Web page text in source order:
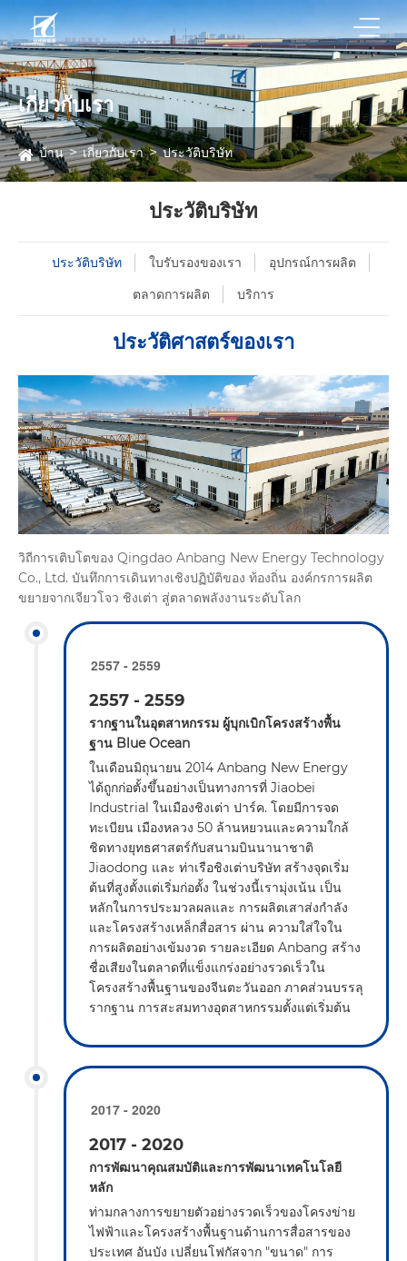
เกี่ยวกับเรา
บ้าน เกี่ยวกับเรา ประวัติบริษัท
ประวัติบริษัท
ประวัติบริษัท ใบรับรองของเรา
อุปกรณ์การผลิต
ตลาดการผลิต
บริการ
ประวัติศาสตร์ของเรา
วิถีการเติบโตของ Qingdao Anbang New Energy Technology
Co., Ltd. บันทึกการเดินทางเชิงปฏิบัติของ ท้องถิ่น องค์กรการผลิต
ขยายจากเจียวโจว ชิงเต่า สู่ตลาดพลังงานระดับโลก
2557 - 2559
รากฐานในอุตสาหกรรม ผู้บุกเบิกโครงสร้างพื้น
ฐาน Blue Ocean
ในเดือนมิถุนายน 2014 Anbang New Energy
ได้ถูกก่อตั้งขึ้นอย่างเป็นทางการที่ Jiaobei
Industrial ในเมืองชิงเต่า ปาร์ค. โดยมีการจด
ทะเบียน เมืองหลวง 50 ล้านหยวนและความใกล้
ชิดทางยุทธศาสตร์กับสนามบินนานาชาติ
Jiaodong และ ท่าเรือชิงเต่าบริษัท สร้างจุดเริ่ม
ต้นที่สูงตั้งแต่เริ่มก่อตั้ง ในช่วงนี้เรามุ่งเน้น เป็น
หลักในการประมวลผลและ การผลิตเสาส่งกำลัง
และโครงสร้างเหล็กสื่อสาร ผ่าน ความใส่ใจใน
การผลิตอย่างเข้มงวด รายละเอียด Anbang สร้าง
ชื่อเสียงในตลาดที่แข็งแกร่งอย่างรวดเร็วใน
โครงสร้างพื้นฐานของจีนตะวันออก ภาคส่วนบรรลุ
รากฐาน การสะสมทางอุตสาหกรรมตั้งแต่เริ่มต้น
2557 - 2559
2017 - 2020
การพัฒนาคุณสมบัติและการพัฒนาเทคโนโลยี
หลัก
ท่ามกลางการขยายตัวอย่างรวดเร็วของโครงข่าย
ไฟฟ้าและโครงสร้างพื้นฐานด้านการสื่อสารของ
ประเทศ อันบัง เปลี่ยนโฟกัสจาก "ขนาด" การ
2017 - 2020